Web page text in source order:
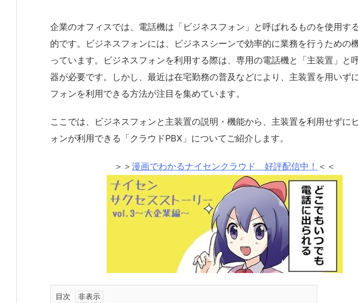
企業のオフィスでは、電話機は「ビジネスフォン」と呼ばれるものを使用す
的です。ビジネスフォンには、ビジネスシーンで効率的に業務を行うための
っています。ビジネスフォンを利用する際は、専用の電話機と「主装置」と
器が必要です。しかし、最近は在宅勤務の普及などにより、主装置を用いず
フォンを利用できる方法が注目を集めています。
ここでは、ビジネスフォンと主装置の説明・機能から、主装置を利用せずに
ォンが利用できる「クラウドPBX」についてご紹介します。
＞＞漫画でわかるナイセンクラウド 好評配信中！ ＜＜
目次